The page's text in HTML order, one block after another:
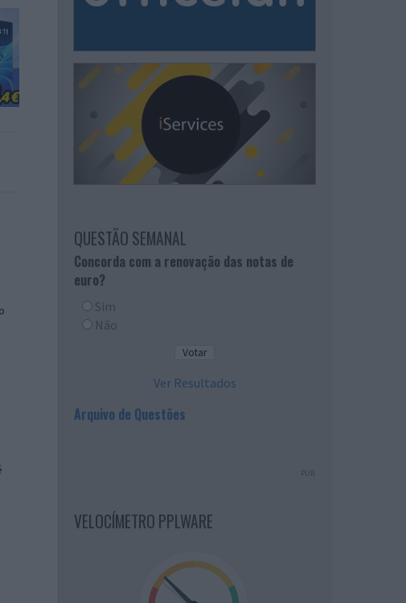
QUESTÃO SEMANAL
Concorda com a renovação das notas de
euro?
Sim
Não
Ver Resultados
Arquivo de Questões
PUB
VELOCÍMETRO PPLWARE